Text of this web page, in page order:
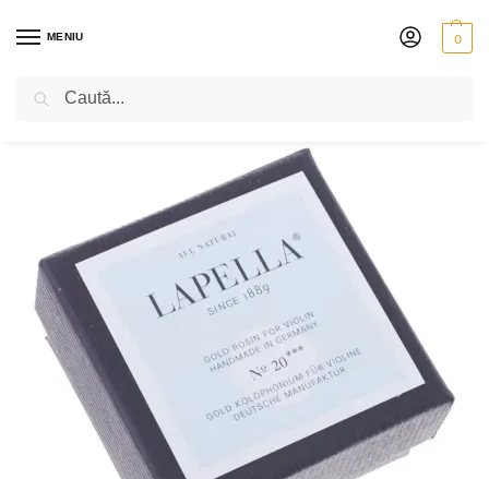
MENIU 0